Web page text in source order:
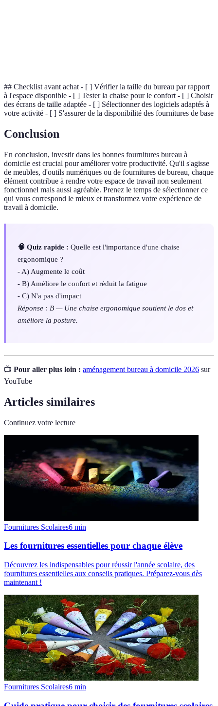
## Checklist avant achat - [ ] Vérifier la taille du bureau par rapport
à l'espace disponible - [ ] Tester la chaise pour le confort - [ ] Choisir
des écrans de taille adaptée - [ ] Sélectionner des logiciels adaptés à
votre activité - [ ] S'assurer de la disponibilité des fournitures de base
Conclusion
En conclusion, investir dans les bonnes fournitures bureau à
domicile est crucial pour améliorer votre productivité. Qu'il s'agisse
de meubles, d'outils numériques ou de fournitures de bureau, chaque
élément contribue à rendre votre espace de travail non seulement
fonctionnel mais aussi agréable. Prenez le temps de sélectionner ce
qui vous correspond le mieux et transformez votre expérience de
travail à domicile.
🧠 Quiz rapide : Quelle est l'importance d'une chaise
ergonomique ?
- A) Augmente le coût
- B) Améliore le confort et réduit la fatigue
- C) N'a pas d'impact
Réponse : B — Une chaise ergonomique soutient le dos et
améliore la posture.
📺 Pour aller plus loin : aménagement bureau à domicile 2026 sur
YouTube
Articles similaires
Continuez votre lecture
Fournitures Scolaires6 min
Les fournitures essentielles pour chaque élève
Découvrez les indispensables pour réussir l'année scolaire, des
fournitures essentielles aux conseils pratiques. Préparez-vous dès
maintenant !
Fournitures Scolaires6 min